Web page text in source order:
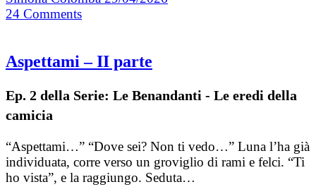
24 Comments
Aspettami – II parte
Ep. 2 della Serie: Le Benandanti - Le eredi della
camicia
“Aspettami…” “Dove sei? Non ti vedo…” Luna l’ha già
individuata, corre verso un groviglio di rami e felci. “Ti
ho vista”, e la raggiungo. Seduta…